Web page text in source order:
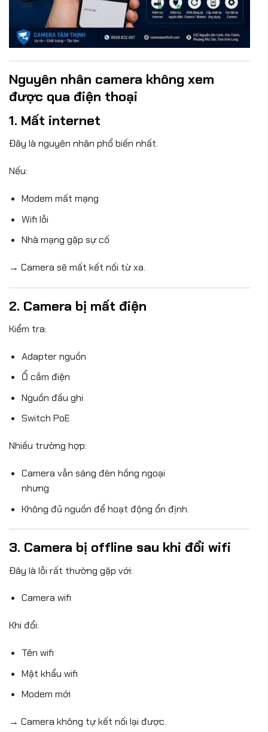
Nguyên nhân camera không xem
được qua điện thoại
1. Mất internet
Đây là nguyên nhân phổ biến nhất.
Nếu:
Modem mất mạng
Wifi lỗi
Nhà mạng gặp sự cố
→ Camera sẽ mất kết nối từ xa.
2. Camera bị mất điện
Kiểm tra:
Adapter nguồn
Ổ cắm điện
Nguồn đầu ghi
Switch PoE
Nhiều trường hợp:
Camera vẫn sáng đèn hồng ngoại
nhưng
Không đủ nguồn để hoạt động ổn định.
3. Camera bị offline sau khi đổi wifi
Đây là lỗi rất thường gặp với:
Camera wifi
Khi đổi:
Tên wifi
Mật khẩu wifi
Modem mới
→ Camera không tự kết nối lại được.